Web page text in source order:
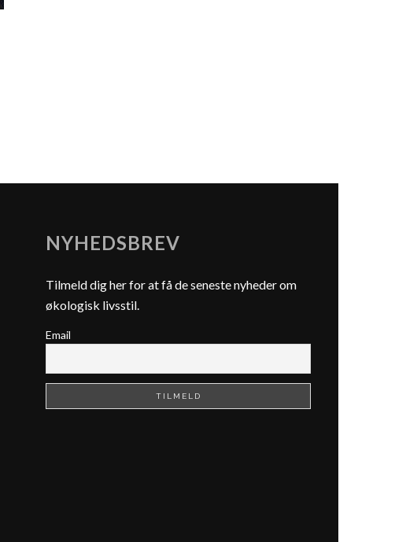
NYHEDSBREV
Tilmeld dig her for at få de seneste nyheder om
økologisk livsstil.
Email